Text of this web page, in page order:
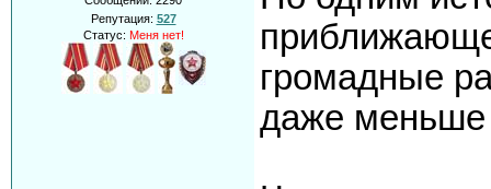
Репутация: 527
Статус: Меня нет!
громадные
даже